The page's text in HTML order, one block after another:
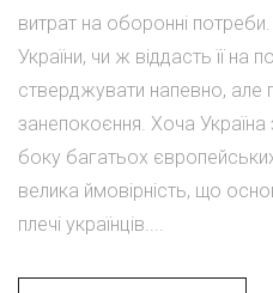
витрат на оборонні
України, чи ж віддасть її
стверджувати напевно, але
занепокоєння. Хоча Україна
боку багатьох європейських
велика ймовірність, що
плечі українців....